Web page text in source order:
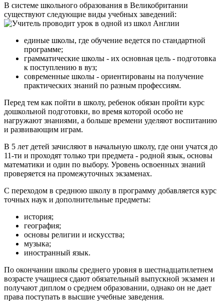
В системе школьного образования в Великобритании
существуют следующие виды учебных заведений:
единые школы, где обучение ведется по стандартной
программе;
грамматические школы - их основная цель - подготовка
к поступлению в вуз;
современные школы - ориентированы на получение
практических знаний по разным профессиям.
Перед тем как пойти в школу, ребенок обязан пройти курс
дошкольной подготовки, во время которой особо не
нагружают знаниями, а больше времени уделяют воспитанию
и развивающим играм.
В 5 лет детей зачисляют в начальную школу, где они учатся до
11-ти и проходят только три предмета - родной язык, основы
математики и один по выбору. Уровень освоенных знаний
проверяется на промежуточных экзаменах.
С переходом в среднюю школу в программу добавляется курс
точных наук и дополнительные предметы:
история;
география;
основы религии и искусства;
музыка;
иностранный язык.
По окончании школы среднего уровня в шестнадцатилетнем
возрасте учащиеся сдают обязательный выпускной экзамен и
получают диплом о среднем образовании, однако он не дает
права поступать в высшие учебные заведения.